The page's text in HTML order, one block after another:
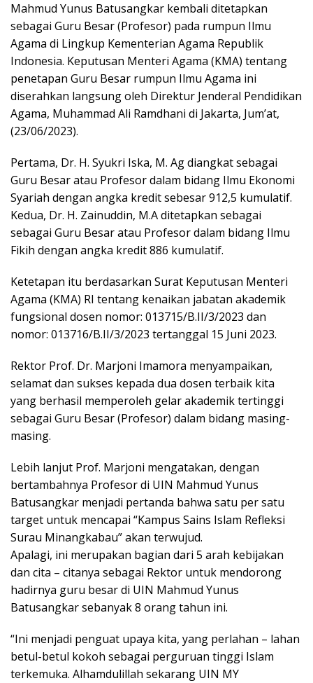
Mahmud Yunus Batusangkar kembali ditetapkan
sebagai Guru Besar (Profesor) pada rumpun Ilmu
Agama di Lingkup Kementerian Agama Republik
Indonesia. Keputusan Menteri Agama (KMA) tentang
penetapan Guru Besar rumpun Ilmu Agama ini
diserahkan langsung oleh Direktur Jenderal Pendidikan
Agama, Muhammad Ali Ramdhani di Jakarta, Jum’at,
(23/06/2023).
Pertama, Dr. H. Syukri Iska, M. Ag diangkat sebagai
Guru Besar atau Profesor dalam bidang Ilmu Ekonomi
Syariah dengan angka kredit sebesar 912,5 kumulatif.
Kedua, Dr. H. Zainuddin, M.A ditetapkan sebagai
sebagai Guru Besar atau Profesor dalam bidang Ilmu
Fikih dengan angka kredit 886 kumulatif.
Ketetapan itu berdasarkan Surat Keputusan Menteri
Agama (KMA) RI tentang kenaikan jabatan akademik
fungsional dosen nomor: 013715/B.II/3/2023 dan
nomor: 013716/B.II/3/2023 tertanggal 15 Juni 2023.
Rektor Prof. Dr. Marjoni Imamora menyampaikan,
selamat dan sukses kepada dua dosen terbaik kita
yang berhasil memperoleh gelar akademik tertinggi
sebagai Guru Besar (Profesor) dalam bidang masing-
masing.
Lebih lanjut Prof. Marjoni mengatakan, dengan
bertambahnya Profesor di UIN Mahmud Yunus
Batusangkar menjadi pertanda bahwa satu per satu
target untuk mencapai “Kampus Sains Islam Refleksi
Surau Minangkabau” akan terwujud.
Apalagi, ini merupakan bagian dari 5 arah kebijakan
dan cita – citanya sebagai Rektor untuk mendorong
hadirnya guru besar di UIN Mahmud Yunus
Batusangkar sebanyak 8 orang tahun ini.
“Ini menjadi penguat upaya kita, yang perlahan – lahan
betul-betul kokoh sebagai perguruan tinggi Islam
terkemuka. Alhamdulillah sekarang UIN MY